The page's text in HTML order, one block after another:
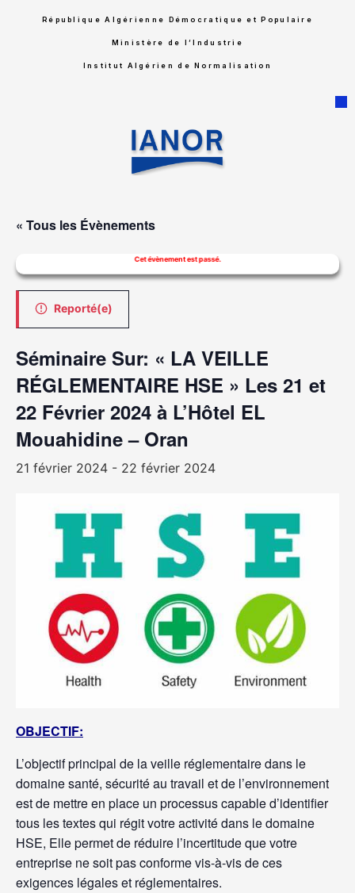
République Algérienne Démocratique et Populaire
Ministère de l’Industrie
Institut Algérien de Normalisation
« Tous les Évènements
Cet évènement est passé.
Reporté(e)
Séminaire Sur: « LA VEILLE
RÉGLEMENTAIRE HSE » Les 21 et
22 Février 2024 à L’Hôtel EL
Mouahidine – Oran
21 février 2024 - 22 février 2024
OBJECTIF:
L’objectif principal de la veille réglementaire dans le
domaine santé, sécurité au travail et de l’environnement
est de mettre en place un processus capable d’identifier
tous les textes qui régit votre activité dans le domaine
HSE, Elle permet de réduire l’incertitude que votre
entreprise ne soit pas conforme vis-à-vis de ces
exigences légales et réglementaires.